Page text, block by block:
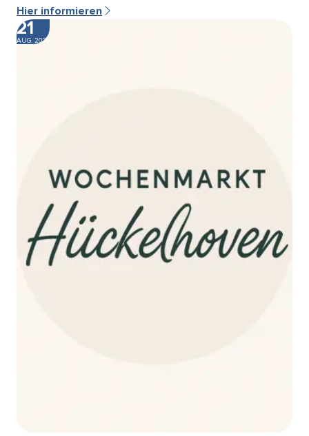
Hier informieren
21
AUG. 2026